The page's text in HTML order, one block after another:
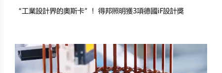
“工業設計界的奧斯卡”！得邦照明獲3項德國iF設計獎